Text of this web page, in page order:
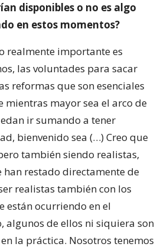
disponibles o no es algo
en estos momentos?
realmente importante es
las voluntades para sacar
reformas que son esenciales
mientras mayor sea el arco de
ir sumando a tener
bienvenido sea (…) Creo que
también siendo realistas,
han restado directamente de
realistas también con los
están ocurriendo en el
algunos de ellos ni siquiera son
la práctica. Nosotros tenemos